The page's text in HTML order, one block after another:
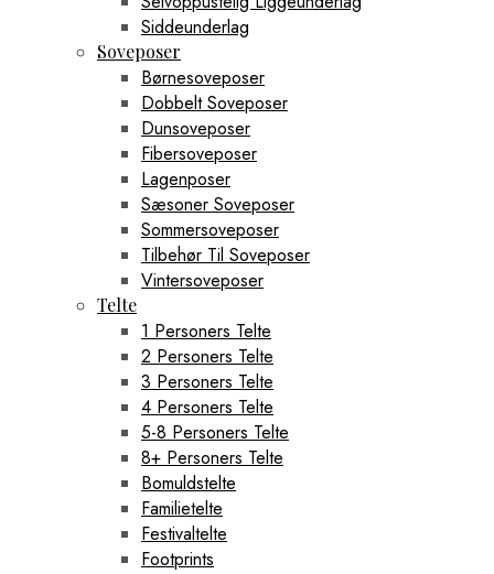
Siddeunderlag
Soveposer
Børnesoveposer
Dobbelt Soveposer
Dunsoveposer
Fibersoveposer
Lagenposer
Sæsoner Soveposer
Sommersoveposer
Tilbehør Til Soveposer
Vintersoveposer
Telte
1 Personers Telte
2 Personers Telte
3 Personers Telte
4 Personers Telte
5-8 Personers Telte
8+ Personers Telte
Bomuldstelte
Familietelte
Festivaltelte
Footprints